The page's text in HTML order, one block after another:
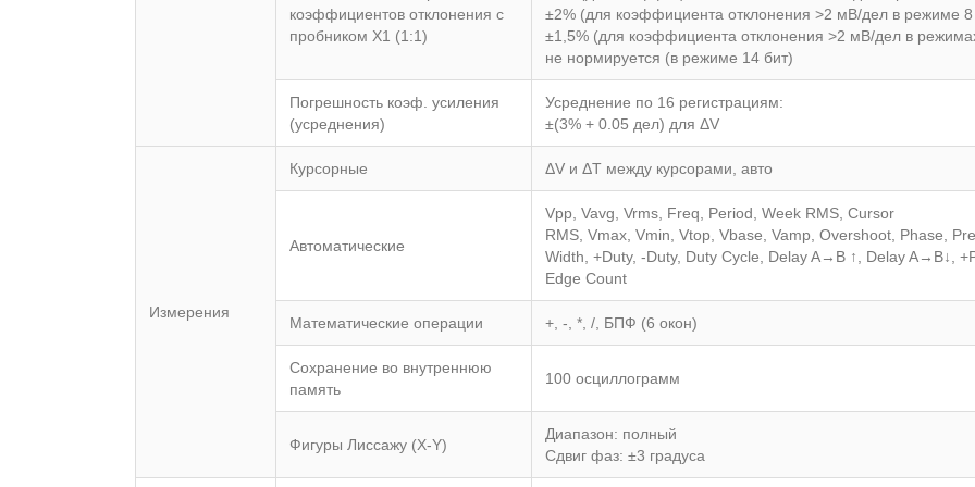
коэффициентов отклонения с
пробником Х1 (1:1)
±2% (для коэффициента отклонения >2 мВ/дел в режиме 8
±1,5% (для коэффициента отклонения >2 мВ/дел в
не нормируется (в режиме 14 бит)
Погрешность коэф. усиления
(усреднения)
Усреднение по 16 регистрациям:
±(3% + 0.05 дел) для ΔV
Измерения
Курсорные ΔV и ΔT между курсорами, авто
Автоматические
Vpp, Vavg, Vrms, Freq, Period, Week RMS, Cursor
RMS, Vmax, Vmin, Vtop, Vbase, Vamp, Overshoot, Phase,
Width, +Duty, -Duty, Duty Cycle, Delay A→B ↑, Delay A→B↓,
Edge Count
Математические операции +, -, *, /, БПФ (6 окон)
Сохранение во внутреннюю
память
100 осциллограмм
Фигуры Лиссажу (X-Y)
Диапазон: полный
Сдвиг фаз: ±3 градуса